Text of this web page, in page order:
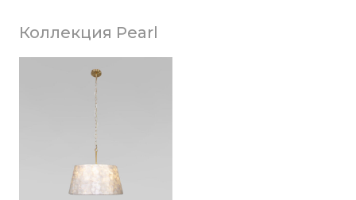
позволяет быстро обновить внешний вид
Коллекция Pearl